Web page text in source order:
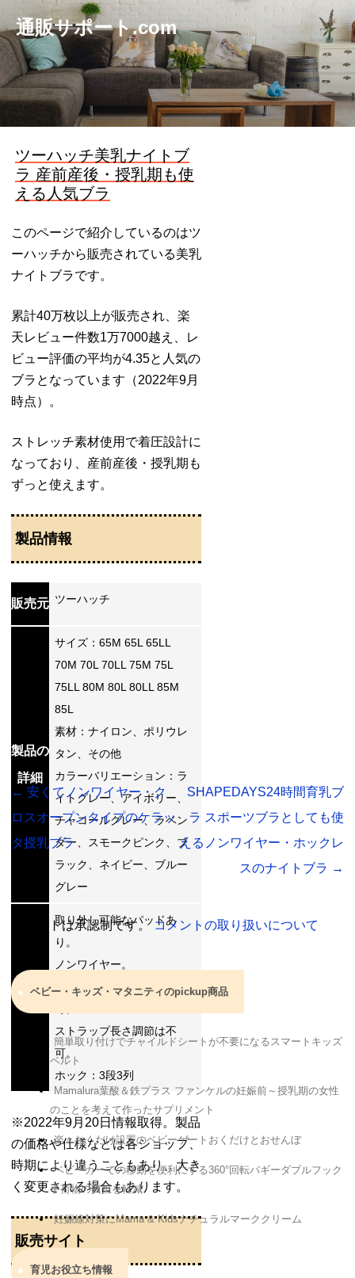
通販サポート.com
ツーハッチ美乳ナイトブ
ラ 産前産後・授乳期も使
える人気ブラ
このページで紹介しているのはツ
ーハッチから販売されている美乳
ナイトブラです。
累計40万枚以上が販売され、楽
天レビュー件数1万7000越え、レ
ビュー評価の平均が4.35と人気の
ブラとなっています（2022年9月
時点）。
ストレッチ素材使用で着圧設計に
なっており、産前産後・授乳期も
ずっと使えます。
製品情報
販売元 ツーハッチ
製品の
詳細
サイズ：65M 65L 65LL
70M 70L 70LL 75M 75L
75LL 80M 80L 80LL 85M
85L
素材：ナイロン、ポリウレ
タン、その他
カラーバリエーション：ラ
イトグレー、アイボリー、
チャコールグレー、ラベン
ダー、スモークピンク、ブ
ラック、ネイビー、ブルー
グレー
特徴
取り外し可能なパッドあ
り。
ノンワイヤー。
ストラップ取り外しは不
ストラップ長さ調節は不
可。
ホック：3段3列
※2022年9月20日情報取得。製品
の価格や仕様などは各ショップ、
時期により違うこともあり、大き
く変更される場合もあります。
販売サイト
← 安くてノンワイヤー・ク
ロスオープンタイプのケラッ
タ授乳ブラ
SHAPEDAYS24時間育乳ブ
ラ スポーツブラとしても使
えるノンワイヤー・ホックレ
スのナイトブラ →
コメントは承認制です。 コメントの取り扱いについて
ベビー・キッズ・マタニティのpickup商品
簡単取り付けでチャイルドシートが不要になるスマートキッズ
ベルト
Mamalura葉酸＆鉄プラス ファンケルの妊娠前～授乳期の女性
のことを考えて作ったサプリメント
楽々おくだけ設置のベビーゲートおくだけとおせんぼ
ベビーカーでの移動を便利にする360°回転バギーダブルフック
手荷物の負担を軽減
妊娠線対策にMama & Kidsナチュラルマーククリーム
育児お役立ち情報